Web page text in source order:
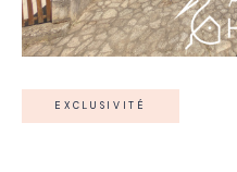
EXCLUSIVITÉ